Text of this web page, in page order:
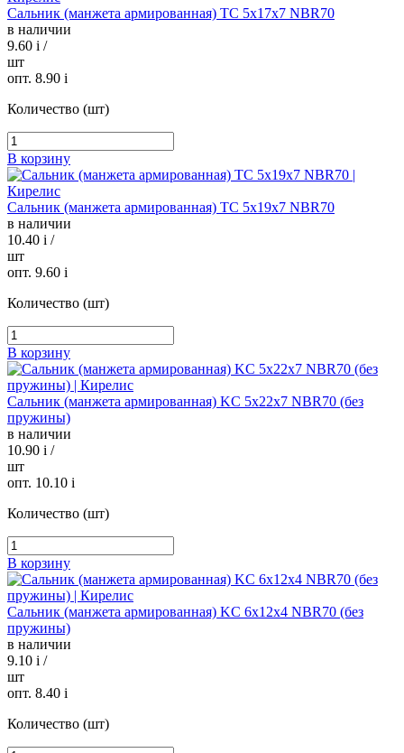
Сальник (манжета армированная) TC 5х17х7 NBR70
в наличии
9.60 i /
шт
опт. 8.90 i
Количество (шт)
В корзину
Сальник (манжета армированная) TC 5х19х7 NBR70
в наличии
10.40 i /
шт
опт. 9.60 i
Количество (шт)
В корзину
Сальник (манжета армированная) KC 5х22х7 NBR70 (без
пружины)
в наличии
10.90 i /
шт
опт. 10.10 i
Количество (шт)
В корзину
Сальник (манжета армированная) KC 6х12х4 NBR70 (без
пружины)
в наличии
9.10 i /
шт
опт. 8.40 i
Количество (шт)